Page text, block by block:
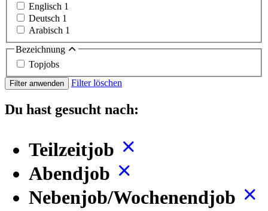
Englisch 1
Deutsch 1
Arabisch 1
Bezeichnung
Topjobs
Filter anwenden Filter löschen
Du hast gesucht nach:
Teilzeitjob
Abendjob
Nebenjob/Wochenendjob